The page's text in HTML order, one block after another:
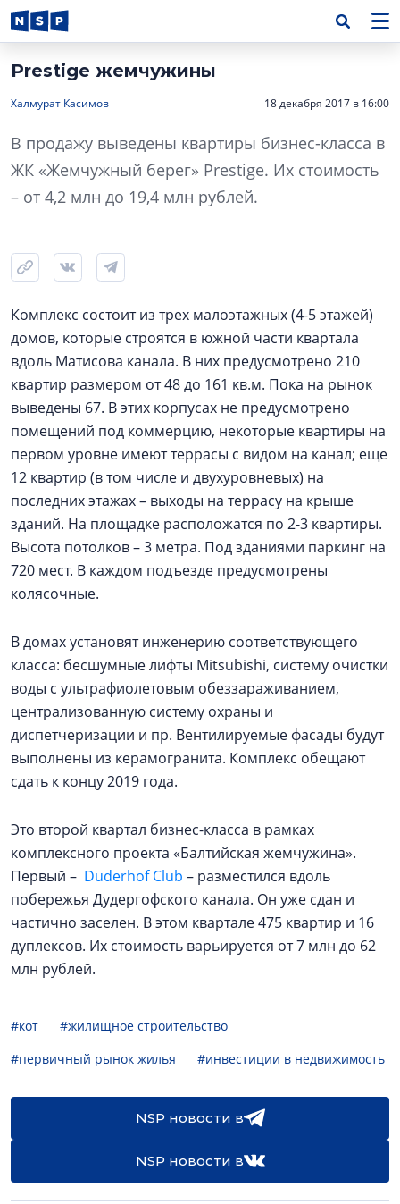
Prestige жемчужины
Халмурат Касимов 18 декабря 2017 в 16:00
В продажу выведены квартиры бизнес-класса в
ЖК «Жемчужный берег» Prestige. Их стоимость
– от 4,2 млн до 19,4 млн рублей.
Комплекс состоит из трех малоэтажных (4-5 этажей)
домов, которые строятся в южной части квартала
вдоль Матисова канала. В них предусмотрено 210
квартир размером от 48 до 161 кв.м. Пока на рынок
выведены 67. В этих корпусах не предусмотрено
помещений под коммерцию, некоторые квартиры на
первом уровне имеют террасы с видом на канал; еще
12 квартир (в том числе и двухуровневых) на
последних этажах – выходы на террасу на крыше
зданий. На площадке расположатся по 2-3 квартиры.
Высота потолков – 3 метра. Под зданиями паркинг на
720 мест. В каждом подъезде предусмотрены
колясочные.
В домах установят инженерию соответствующего
класса: бесшумные лифты Mitsubishi, систему очистки
воды с ультрафиолетовым обеззараживанием,
централизованную систему охраны и
диспетчеризации и пр. Вентилируемые фасады будут
выполнены из керамогранита. Комплекс обещают
сдать к концу 2019 года.
Это второй квартал бизнес-класса в рамках
комплексного проекта «Балтийская жемчужина».
Первый – Duderhof Club – разместился вдоль
побережья Дудергофского канала. Он уже сдан и
частично заселен. В этом квартале 475 квартир и 16
дуплексов. Их стоимость варьируется от 7 млн до 62
млн рублей.
#кот
#жилищное строительство
#первичный рынок жилья
#инвестиции в недвижимость
NSP новости в
NSP новости в